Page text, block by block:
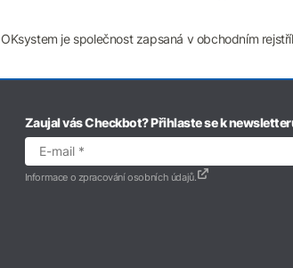
OKsystem je společnost zapsaná v obchodním
Zaujal vás Checkbot? Přihlaste se k
Informace o zpracování osobních údajů.